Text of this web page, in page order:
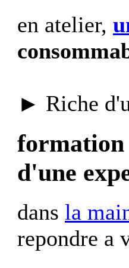
en atelier,
► Riche
formation
d'une
dans la
repondre a